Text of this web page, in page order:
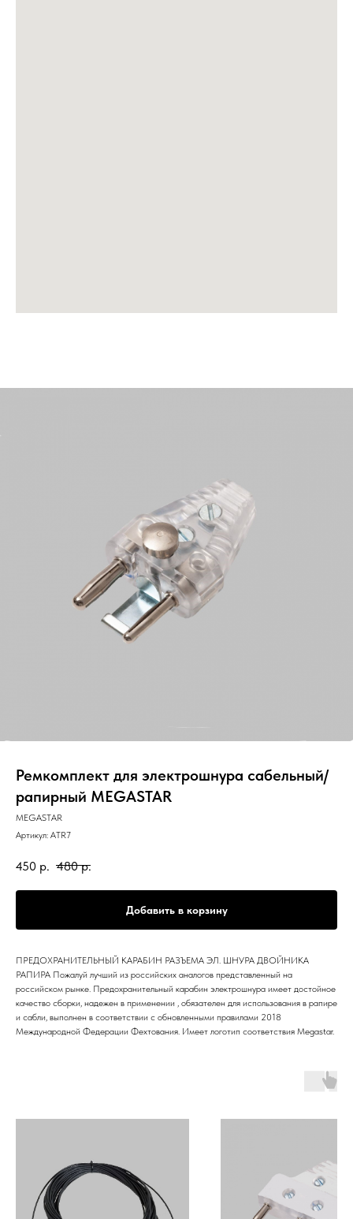
Ремкомплект для электрошнура сабельный/
рапирный MEGASTAR
MEGASTAR
Артикул: ATR7
450 р. 480 р.
Добавить в корзину
ПРЕДОХРАНИТЕЛЬНЫЙ КАРАБИН РАЗЪЕМА ЭЛ. ШНУРА ДВОЙНИКА
РАПИРА Пожалуй лучший из российских аналогов представленный на
российском рынке. Предохранительный карабин электрошнура имеет достойное
качество сборки, надежен в применении , обязателен для использования в рапире
и сабли, выполнен в соответствии с обновленными правилами 2018
Международной Федерации Фехтования. Имеет логотип соответствия Megastar.